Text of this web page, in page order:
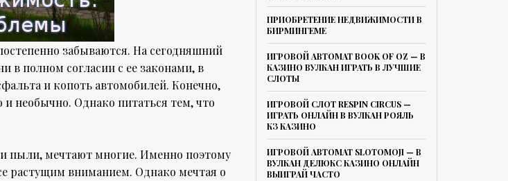
забываются. На сегодняшний
в полном согласии с ее законами, в
и копоть автомобилей. Конечно,
необычно. Однако питаться тем, что
пыли, мечтают многие. Именно поэтому
растущим вниманием. Однако мечтая о
ПРИОБРЕТЕНИЕ НЕДВИЖИМОСТИ В
БИРМИНГЕМЕ
ИГРОВОЙ АВТОМАТ BOOK OF OZ — В
КАЗИНО ВУЛКАН ИГРАТЬ В ЛУЧШИЕ
СЛОТЫ
ИГРОВОЙ СЛОТ RESPIN CIRCUS —
ИГРАТЬ ОНЛАЙН В ВУЛКАН РОЯЛЬ
КЗ КАЗИНО
ИГРОВОЙ АВТОМАТ SLOTOMOJI — В
ВУЛКАН ДЕЛЮКС КАЗИНО ОНЛАЙН
ВЫИГРАЙ ЧАСТО